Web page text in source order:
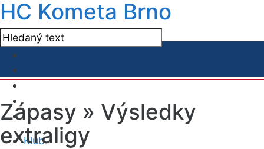
HC Kometa Brno
Klub
Zápasy » Výsledky
extraligy